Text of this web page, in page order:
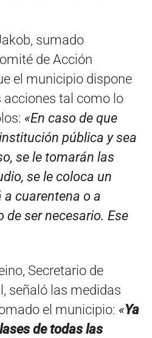
sumado
de Acción
el municipio dispone
acciones tal como lo
«En caso de que
pública y sea
se le tomarán las
se le coloca un
a cuarentena o a
de ser necesario. Ese
Secretario de
señaló las medidas
el municipio: «Ya
de todas las